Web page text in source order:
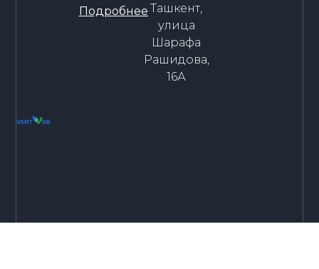
Подробнее Ташкент,
улица
Шарафа
Рашидова,
16А